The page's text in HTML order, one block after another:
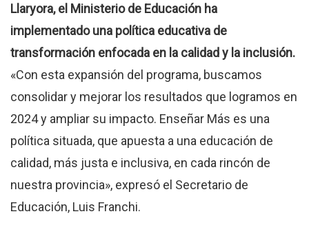
Llaryora, el Ministerio de Educación ha
implementado una política educativa de
transformación enfocada en la calidad y la inclusión.
«Con esta expansión del programa, buscamos
consolidar y mejorar los resultados que logramos en
2024 y ampliar su impacto. Enseñar Más es una
política situada, que apuesta a una educación de
calidad, más justa e inclusiva, en cada rincón de
nuestra provincia», expresó el Secretario de
Educación, Luis Franchi.